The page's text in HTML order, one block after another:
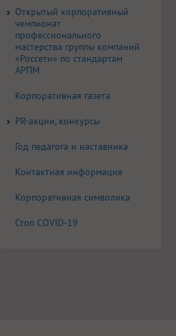
Открытый корпоративный
чемпионат
профессионального
мастерства группы компаний
«Россети» по стандартам
АРПМ
Корпоративная газета
PR-акции, конкурсы
Год педагога и наставника
Контактная информация
Корпоративная символика
Стоп COVID-19